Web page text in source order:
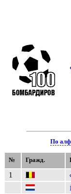
По
№ Гражд.
1